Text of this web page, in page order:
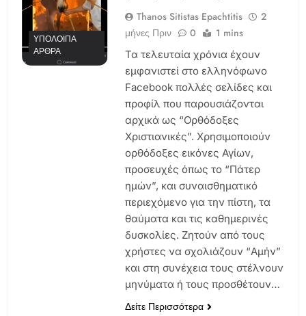
ΥΠΌΛΟΙΠΑ
ΆΡΘΡΑ
Thanos Sitistas Epachtitis
2
μήνες Πριν
0 1 mins
Τα τελευταία χρόνια έχουν
εμφανιστεί στο ελληνόφωνο
Facebook πολλές σελίδες και
προφίλ που παρουσιάζονται
αρχικά ως “Ορθόδοξες
Χριστιανικές”. Χρησιμοποιούν
ορθόδοξες εικόνες Αγίων,
προσευχές όπως το “Πάτερ
ημών”, και συναισθηματικό
περιεχόμενο για την πίστη, τα
θαύματα και τις καθημερινές
δυσκολίες. Ζητούν από τους
χρήστες να σχολιάζουν “Αμήν”
και στη συνέχεια τους στέλνουν
μηνύματα ή τους προσθέτουν…
Δείτε Περισσότερα